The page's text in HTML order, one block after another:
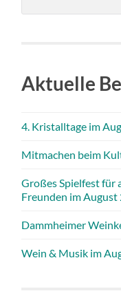
Aktuelle
4. Kristalltage im
Mitmachen beim
Großes Spielfest für
Freunden im
Dammheimer
Wein & Musik im